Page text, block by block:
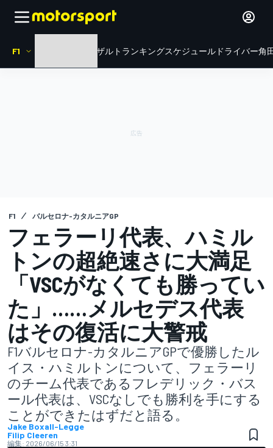
F1 リザルト ランキングスケジュール ドライバー角
F1 バルセロナ-カタルニアGP
フェラーリ代表、ハミル
トンの超絶速さに大満足
「VSCがなくても勝ってい
た」……メルセデス代表
はその復活に大警戒
F1バルセロナ-カタルニアGPで優勝したル
イス・ハミルトンについて、フェラーリ
のチーム代表であるフレデリック・バス
ール代表は、VSCなしでも勝利を手にする
ことができたはずだと語る。
Jake Boxall-Legge
Filip Cleeren
編集: 2026/06/15 3:31